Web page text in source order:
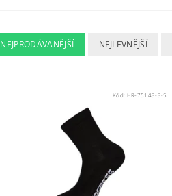
NEJPRODÁVANĚJŠÍ NEJLEVNĚJŠÍ
Kód: HR-75143-3-5